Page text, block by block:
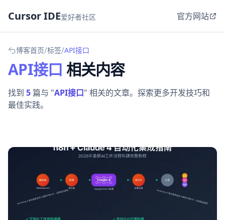
Cursor IDE爱好者社区 官方网站
博客首页/标签/API接口
API接口 相关内容
找到 5篇与 "API接口" 相关的文章。探索更多开发技巧和
最佳实践。